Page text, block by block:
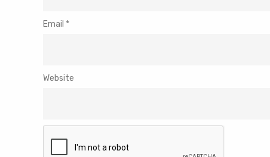
Email *
Website